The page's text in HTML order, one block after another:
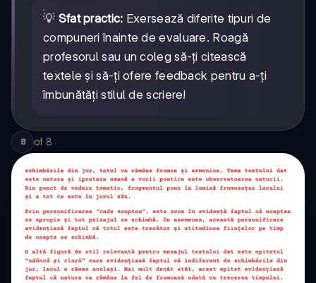
💡 Sfat practic: Exersează diferite tipuri de
compuneri înainte de evaluare. Roagă
profesorul sau un coleg să-ți citească
textele și să-ți ofere feedback pentru a-ți
îmbunătăți stilul de scriere!
8 of 8